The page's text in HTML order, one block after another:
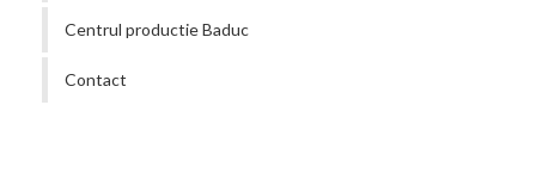
Centrul productie Baduc
Contact